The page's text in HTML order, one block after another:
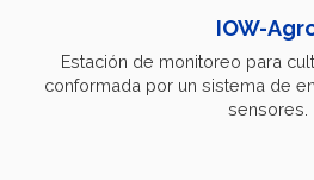
IOW-
Estación de monitoreo para
conformada por un sistema de
sensores.